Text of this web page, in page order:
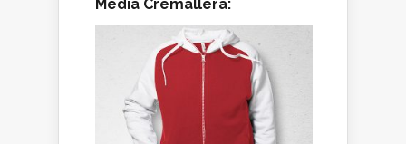
Media Cremallera: